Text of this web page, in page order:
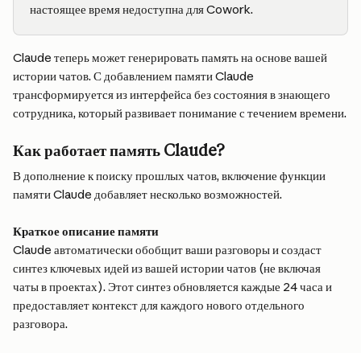
настоящее время недоступна для Cowork.
Claude теперь может генерировать память на основе вашей
истории чатов. С добавлением памяти Claude
трансформируется из интерфейса без состояния в знающего
сотрудника, который развивает понимание с течением времени.
Как работает память Claude?
В дополнение к поиску прошлых чатов, включение функции
памяти Claude добавляет несколько возможностей.
Краткое описание памяти
Claude автоматически обобщит ваши разговоры и создаст
синтез ключевых идей из вашей истории чатов (не включая
чаты в проектах). Этот синтез обновляется каждые 24 часа и
предоставляет контекст для каждого нового отдельного
разговора.